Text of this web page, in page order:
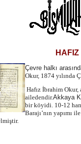
Çevre halkı
Okur, 1874 yılında
Hafız İbrahim Okur,
ailedendir.Akkaya
bir köyidi. 10-12
Barajı’nın yapımı ile